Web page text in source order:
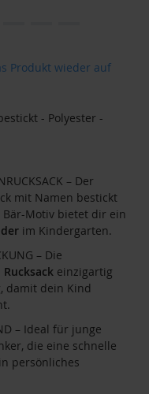
Produkt wieder auf
- Polyester -
– Der
mit Namen bestickt
Motiv bietet dir ein
im Kindergarten.
– Die
Rucksack einzigartig
damit dein Kind
– Ideal für junge
die eine schnelle
persönliches